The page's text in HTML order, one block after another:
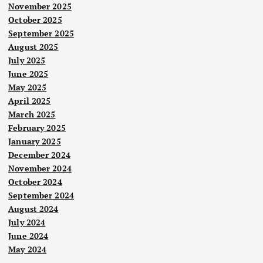
November 2025
October 2025
September 2025
August 2025
July 2025
June 2025
May 2025
April 2025
March 2025
February 2025
January 2025
December 2024
November 2024
October 2024
September 2024
August 2024
July 2024
June 2024
May 2024
Nege
ri
RM